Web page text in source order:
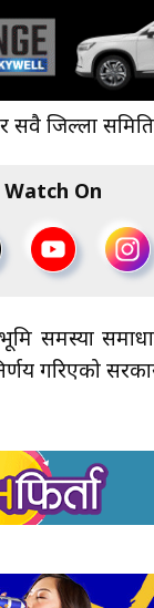
जिल्ला
Watch On
भूमि समस्या
गरिएको